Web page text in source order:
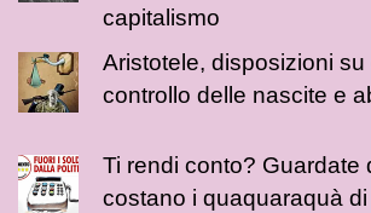
capitalismo
Aristotele, disposizioni su
controllo delle nascite e
Ti rendi conto? Guardate
costano i quaquaraquà